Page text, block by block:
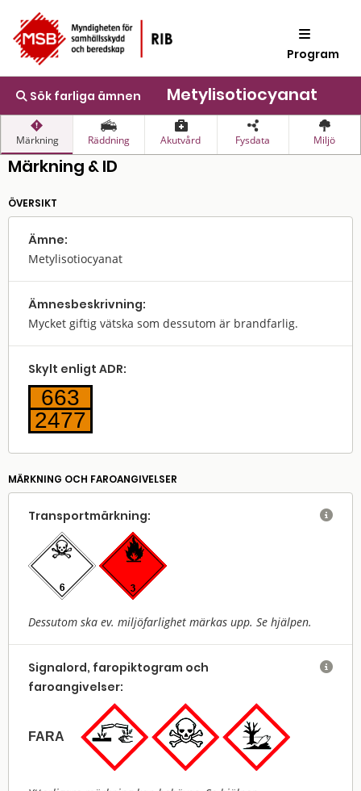
Program
Sök farliga ämnen Metylisotiocyanat
Märkning Räddning Akutvård Fysdata Miljö
Märkning & ID
ÖVERSIKT
Ämne:
Metylisotiocyanat
Ämnes­beskrivning:
Mycket giftig vätska som dessutom är brandfarlig.
Skylt enligt ADR:
663
2477
MÄRKNING OCH FAROANGIVELSER
Transport­märkning:
Dessutom ska ev. miljöfarlighet märkas upp. Se hjälpen.

Signalord, faropiktogram och
faroangivelser:
FARA
